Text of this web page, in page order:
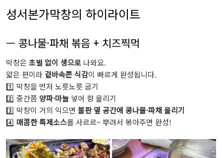
성서본가막창의 하이라이트
— 콩나물·파채 볶음 + 치즈찍먹
막창은 초벌 없이 생으로 나와요.
얇은 편이라 겉바속쫀 식감이 빠르게 완성됩니다.
1️⃣ 막창을 먼저 노릇노릇 굽기
2️⃣ 중간쯤 양파·마늘 넣어 향 올리기
3️⃣ 막창이 거의 익으면 불판 옆 공간에 콩나물·파채 올리기
4️⃣ 매콤한 특제소스를 사르르~ 뿌려서 볶아주면 완성!